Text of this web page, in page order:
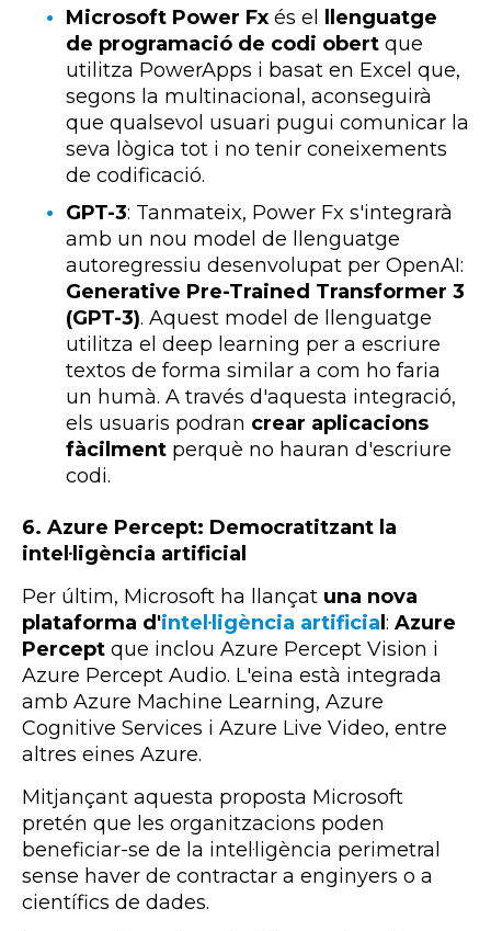
Microsoft Power Fx és el
llenguatge
de programació de codi obert que
utilitza PowerApps i basat en Excel que,
segons la multinacional, aconseguirà
que qualsevol usuari pugui comunicar la
seva lògica tot i no tenir coneixements
de codificació.
GPT-3: Tanmateix, Power Fx s'integrarà
amb un nou model de llenguatge
autoregressiu desenvolupat per OpenAI:
Generative Pre-Trained Transformer 3
(GPT-3). Aquest model de llenguatge
utilitza el deep learning per a escriure
textos de forma similar a com ho faria
un humà. A través d'aquesta integració,
els usuaris podran crear aplicacions
fàcilment perquè no hauran d'escriure
codi.
6. Azure Percept: Democratitzant la
intel·ligència artificial
Per últim, Microsoft ha llançat una nova
plataforma d'intel·ligència artificia : Azure
Percept que inclou Azure Percept Vision i
Azure Percept Audio. L'eina està integrada
amb Azure Machine Learning, Azure
Cognitive Services i Azure Live Video, entre
altres eines Azure.
Mitjançant aquesta proposta Microsoft
pretén que les organitzacions poden
beneficiar-se de la intel·ligència perimetral
sense haver de contractar a enginyers o a
científics de dades.